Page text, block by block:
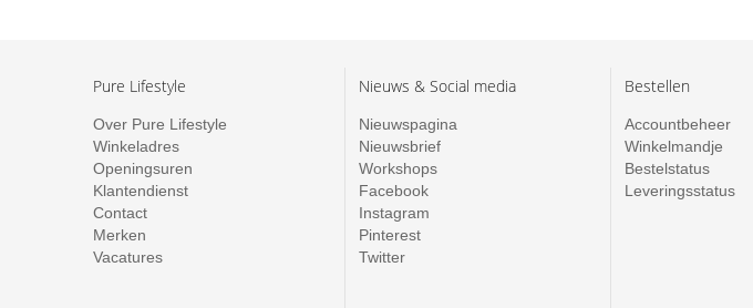
Pure Lifestyle
Over Pure Lifestyle
Winkeladres
Openingsuren
Klantendienst
Contact
Merken
Vacatures
Nieuws & Social media
Nieuwspagina
Nieuwsbrief
Workshops
Facebook
Instagram
Pinterest
Twitter
Bestellen
Accountbeheer
Winkelmandje
Bestelstatus
Leveringsstatus